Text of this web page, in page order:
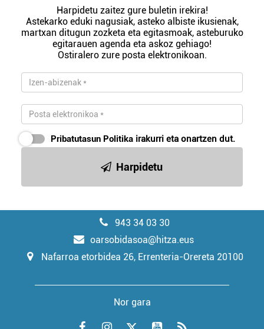
Harpidetu zaitez gure buletin irekira!
Astekarko eduki nagusiak, asteko albiste ikusienak,
martxan ditugun zozketa eta egitasmoak, asteburuko
egitarauen agenda eta askoz gehiago!
Ostiralero zure posta elektronikoan.
Pribatutasun Politika irakurri eta onartzen dut.
Harpidetu
943 34 03 30
oarsobidasoa@hitza.eus
Nafarroa etorbidea 26, Errenteria-Orereta 20100
Nor gara